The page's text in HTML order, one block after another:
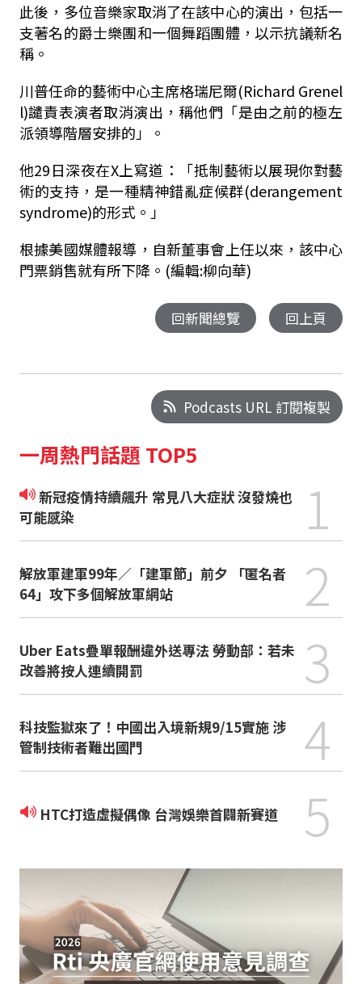
此後，多位音樂家取消了在該中心的演出，包括一
支著名的爵士樂團和一個舞蹈團體，以示抗議新名
稱。
川普任命的藝術中心主席格瑞尼爾(Richard Grenel
l)譴責表演者取消演出，稱他們「是由之前的極左
派領導階層安排的」。
他29日深夜在X上寫道：「抵制藝術以展現你對藝
術的支持，是一種精神錯亂症候群(derangement
syndrome)的形式。」
根據美國媒體報導，自新董事會上任以來，該中心
門票銷售就有所下降。(編輯:柳向華)
回新聞總覽 回上頁
Podcasts URL 訂閱複製
一周熱門話題 TOP5
新冠疫情持續飆升 常見八大症狀 沒發燒也
可能感染
1
解放軍建軍99年／「建軍節」前夕 「匿名者
64」攻下多個解放軍網站
2
Uber Eats疊單報酬違外送專法 勞動部：若未
改善將按人連續開罰
3
科技監獄來了！中國出入境新規9/15實施 涉
管制技術者難出國門
4
HTC打造虛擬偶像 台灣娛樂首闢新賽道 5